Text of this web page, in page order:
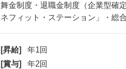
舞金制度・退職金制度（企業型確
ネフィット・ステーション」・総
[昇給]
年1回
[賞与]
年2回